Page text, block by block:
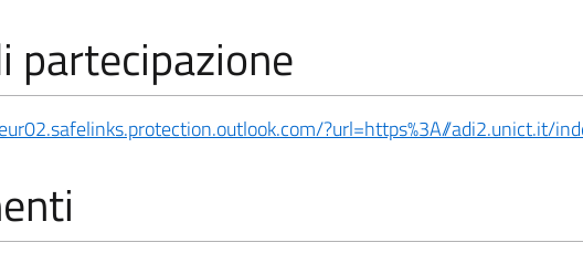
partecipazione
?url=https%3A//adi2.unict.it/